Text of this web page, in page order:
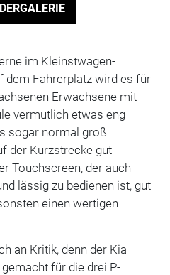
im Kleinstwagen-
dem Fahrerplatz wird es für
Erwachsene mit
vermutlich etwas eng –
sogar normal groß
der Kurzstrecke gut
Touchscreen, der auch
lässig zu bedienen ist, gut
einen wertigen
an Kritik, denn der Kia
für die drei P-